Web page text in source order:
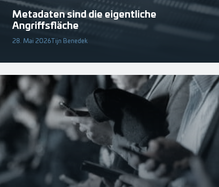
Metadaten sind die eigentliche
Angriffsfläche
28. Mai 2026Tijn Benedek